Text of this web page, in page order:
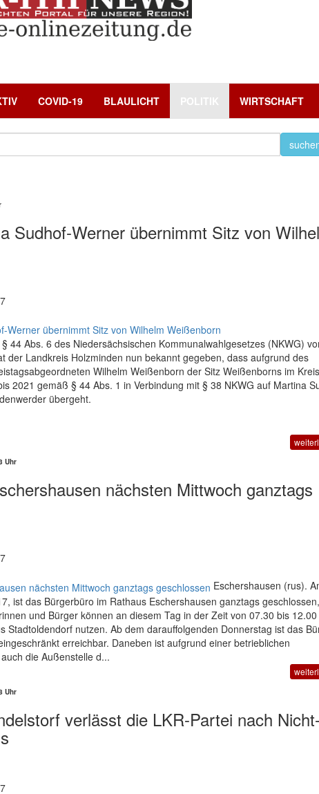
COVID-19 BLAULICHT POLITIK WIRTSCHAFT
Sudhof-Werner übernimmt Sitz von
44 Abs. 6 des Niedersächsischen Kommunalwahlgesetzes (NKWG)
der Landkreis Holzminden nun bekannt gegeben, dass aufgrund des
Wilhelm Weißenborn der Sitz Weißenborns im
2021 gemäß § 44 Abs. 1 in Verbindung mit § 38 NKWG auf Martina
übergeht.
Uhr
nächsten Mittwoch ganztags
Eschershausen (rus).
ist das Bürgerbüro im Rathaus Eschershausen ganztags
und Bürger können an diesem Tag in der Zeit von 07.30 bis
Stadtoldendorf nutzen. Ab dem darauffolgenden Donnerstag ist das
erreichbar. Daneben ist aufgrund einer betrieblichen
die Außenstelle d...
Uhr
verlässt die LKR-Partei nach Nicht-